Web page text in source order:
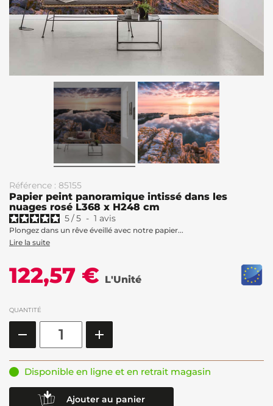
Référence : 85155
Papier peint panoramique intissé dans les
nuages rosé L368 x H248 cm
5/5 - 1 avis
Plongez dans un rêve éveillé avec notre papier...
Lire la suite
122,57 € L'Unité
QUANTITÉ
Disponible en ligne et en retrait magasin
Ajouter au panier